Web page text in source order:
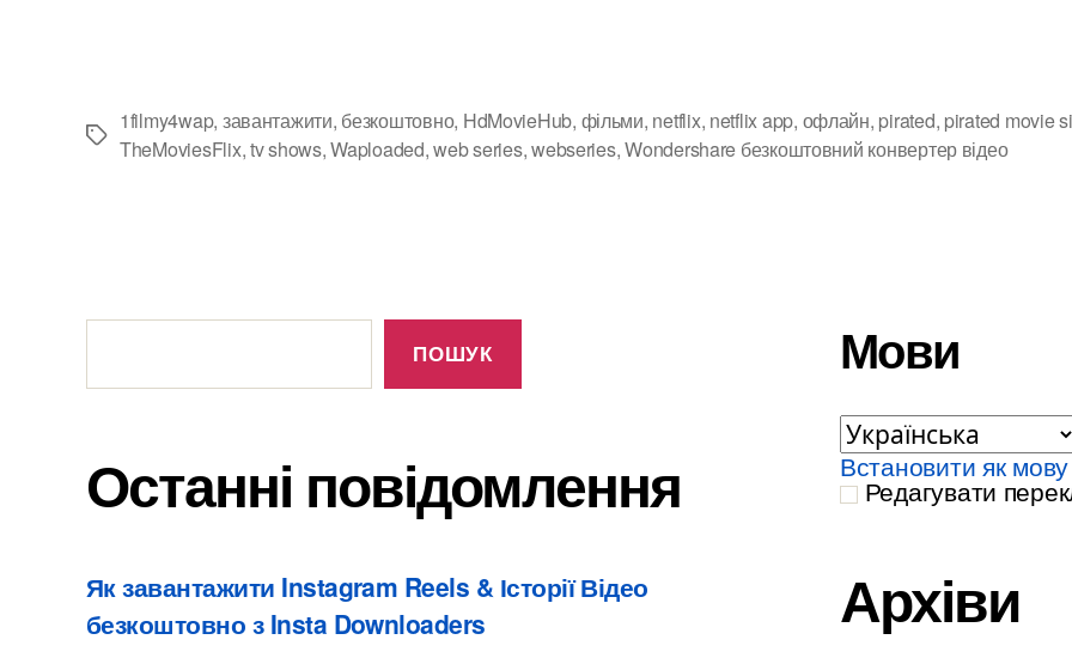
Теги
1filmy4wap, завантажити, безкоштовно, HdMovieHub, фільми, netflix, netflix app, офлайн, pirated, pirated movie
TheMoviesFlix,tv shows,Waploaded,web series,webseries,Wondershare безкоштовний конвертер відео
Останні
ПОШУК
Останні повідомлення
Як завантажити Instagram Reels & Історії Відео
безкоштовно з Insta Downloaders
Мови
Встановити як
Редагувати
Архіви